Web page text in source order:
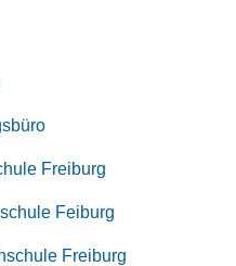
Freiburg
Feiburg
Freiburg